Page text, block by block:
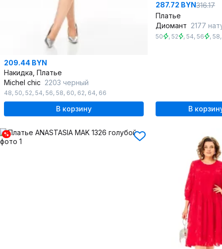
209.44 BYN
Накидка, Платье
Michel chic 2203 черный
48, 50, 52, 54, 56, 58, 60, 62, 64, 66
В корзину
287.72 BYN316.17
Платье
Диомант 2177
50 , 52 , 54, 56 , 58
В
%